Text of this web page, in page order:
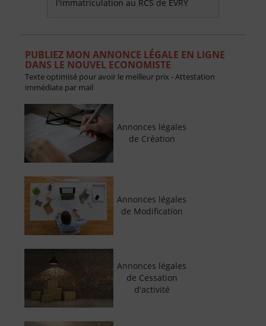
l'immatriculation au RCS de EVRY
PUBLIEZ MON ANNONCE LÉGALE EN LIGNE
DANS LE NOUVEL ECONOMISTE
Texte optimisé pour avoir le meilleur prix - Attestation
immédiate par mail
Annonces légales
de Création
Annonces légales
de Modification
Annonces légales
de Cessation
d'activité